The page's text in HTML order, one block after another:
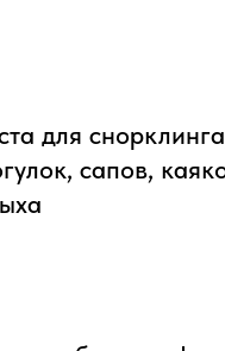
для
сапов,